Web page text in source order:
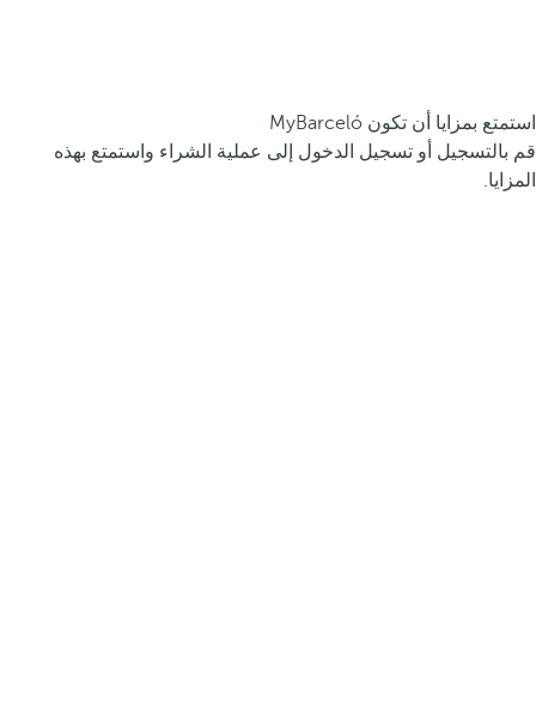
استمتع بمزايا أن تكون MyBarceló
قم بالتسجيل أو تسجيل الدخول إلى عملية الشراء واستمتع بهذه
المزايا.